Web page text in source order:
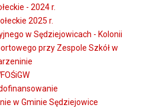
- 2024 r.
2025 r.
w Sędziejowicach - Kolonii
przy Zespole Szkół w
w Gminie Sędziejowice